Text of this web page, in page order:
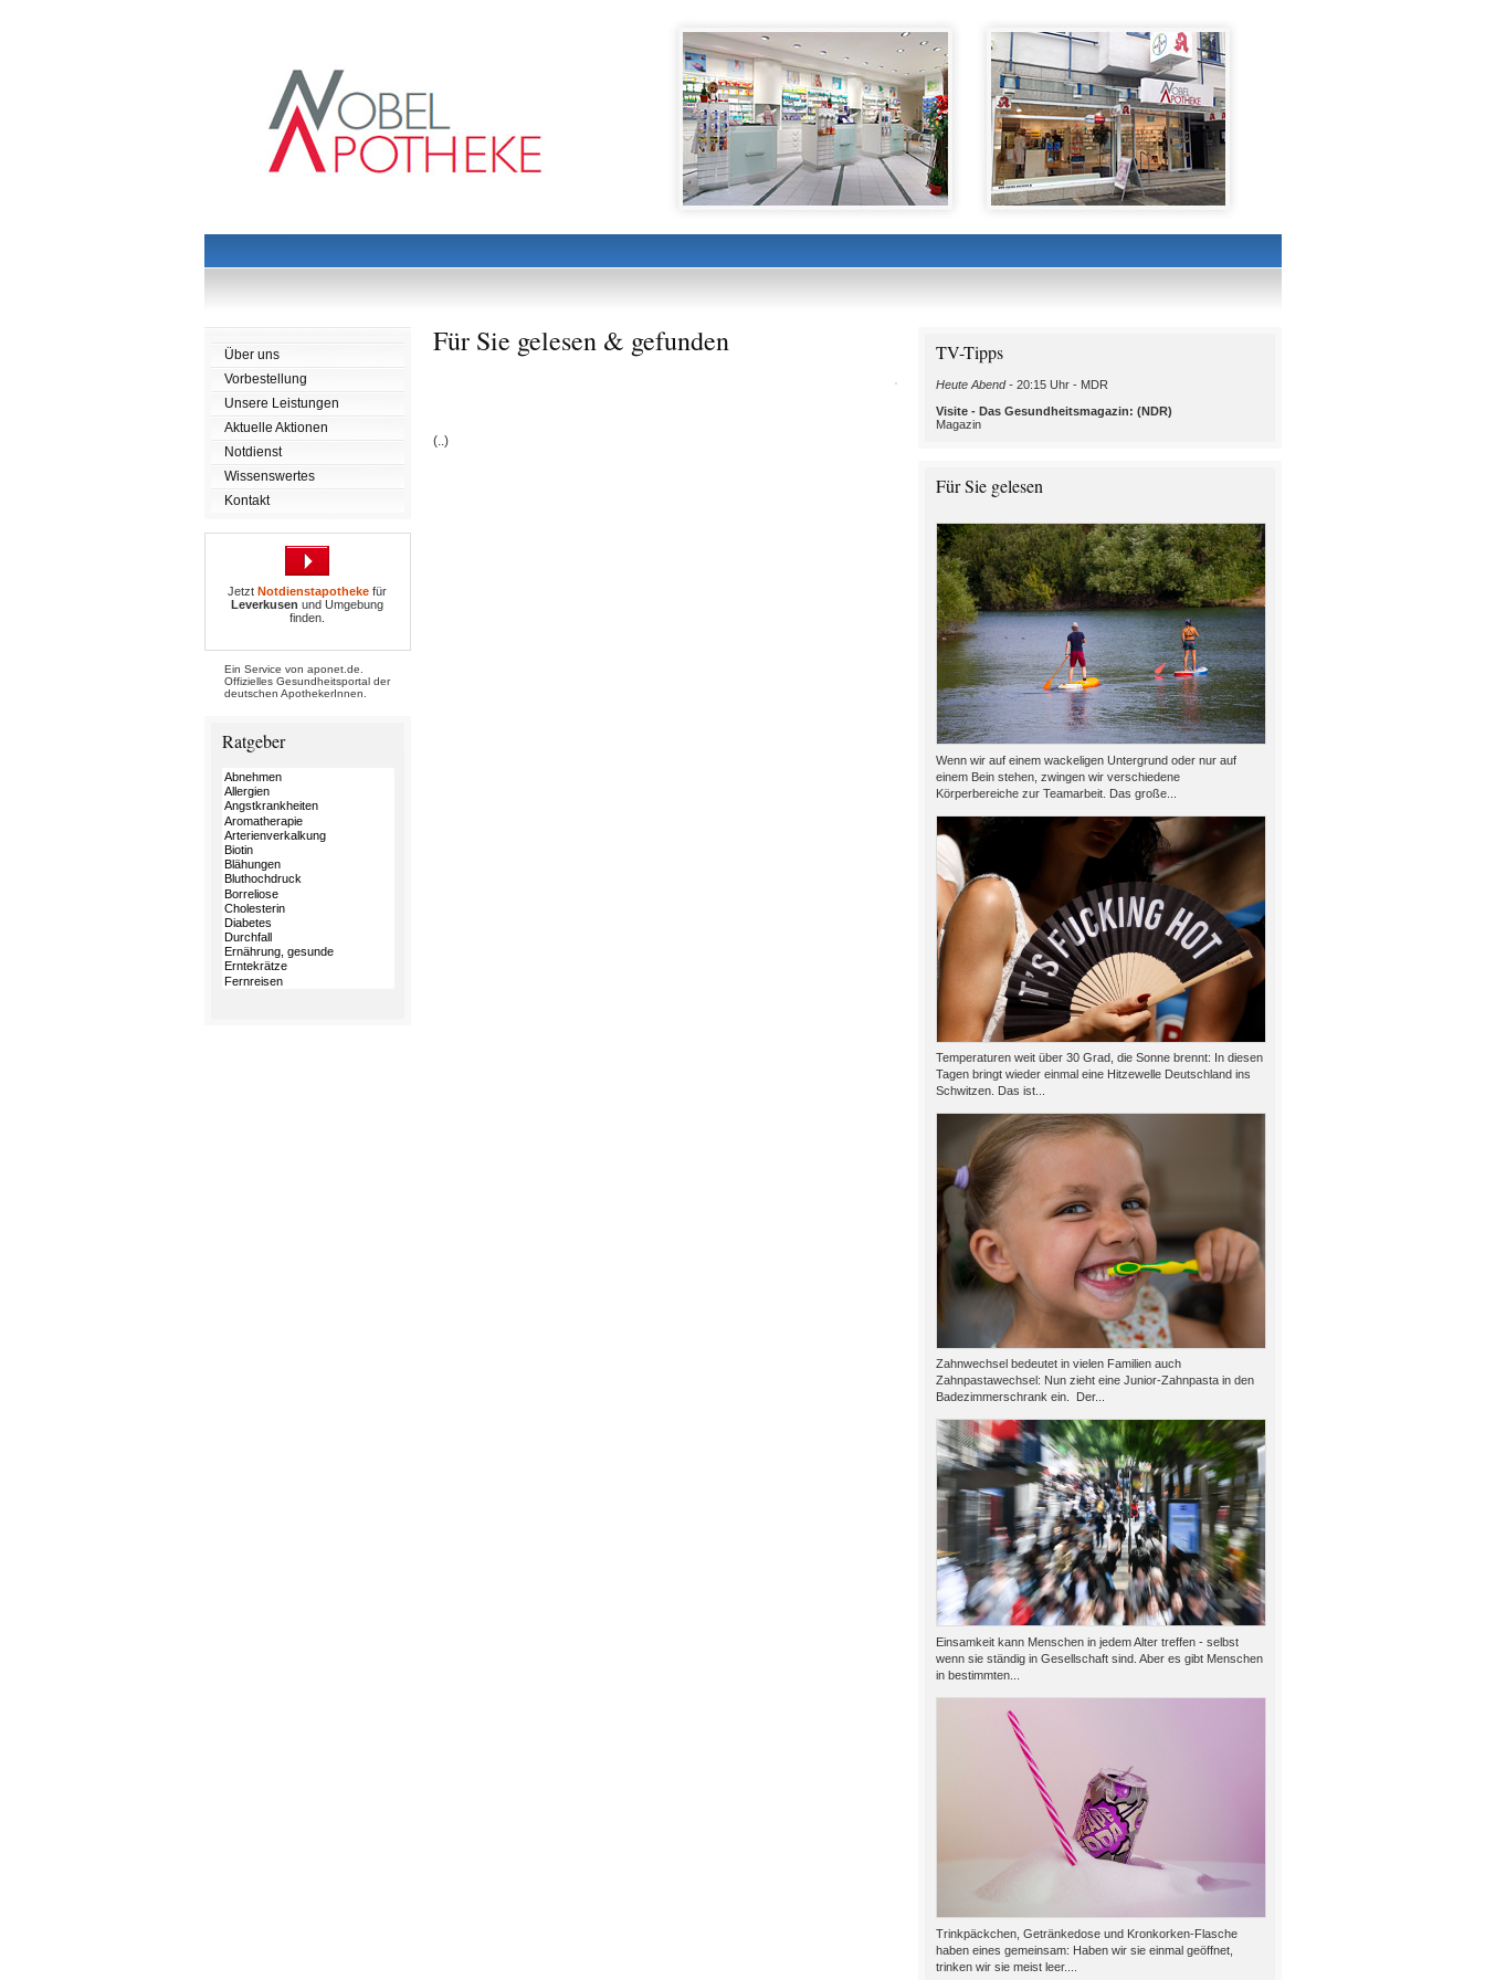
Über uns
Vorbestellung
Unsere Leistungen
Aktuelle Aktionen
Notdienst
Wissenswertes
Kontakt
Jetzt Notdienstapotheke für
Leverkusen und Umgebung
finden.
Ein Service von aponet.de.
Offizielles Gesundheitsportal der
deutschen ApothekerInnen.
Ratgeber
Für Sie gelesen & gefunden
(..)
TV-Tipps
Heute Abend -20:15 Uhr - MDR
Visite - Das Gesundheitsmagazin: (NDR)
Magazin
Für Sie gelesen
Wenn wir auf einem wackeligen Untergrund oder nur auf
einem Bein stehen, zwingen wir verschiedene
Körperbereiche zur Teamarbeit. Das große...
Temperaturen weit über 30 Grad, die Sonne brennt: In diesen
Tagen bringt wieder einmal eine Hitzewelle Deutschland ins
Schwitzen. Das ist...
Zahnwechsel bedeutet in vielen Familien auch
Zahnpastawechsel: Nun zieht eine Junior-Zahnpasta in den
Badezimmerschrank ein. Der...
Einsamkeit kann Menschen in jedem Alter treffen - selbst
wenn sie ständig in Gesellschaft sind. Aber es gibt Menschen
in bestimmten...
Trinkpäckchen, Getränkedose und Kronkorken-Flasche
haben eines gemeinsam: Haben wir sie einmal geöffnet,
trinken wir sie meist leer....